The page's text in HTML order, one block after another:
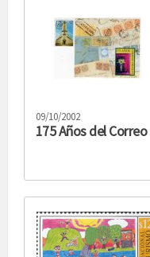
09/10/2002
175 Años del Correo